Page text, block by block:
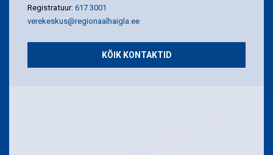
Registratuur: 617 3001
verekeskus@regionaalhaigla.ee
KÕIK KONTAKTID